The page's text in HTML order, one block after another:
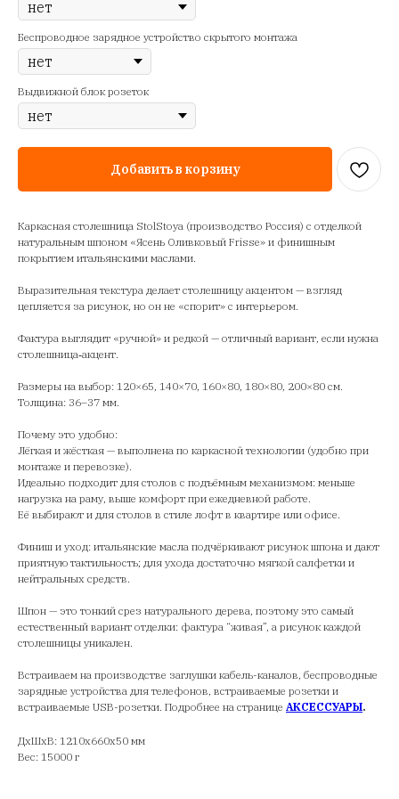
Беспроводное зарядное устройство скрытого монтажа
Выдвижной блок розеток
Добавить в корзину
Каркасная столешница StolStoya (производство Россия) с отделкой
натуральным шпоном «Ясень Оливковый Frisse» и финишным
покрытием итальянскими маслами.
Выразительная текстура делает столешницу акцентом — взгляд
цепляется за рисунок, но он не «спорит» с интерьером.
Фактура выглядит «ручной» и редкой — отличный вариант, если нужна
столешница‑акцент.
Размеры на выбор: 120×65, 140×70, 160×80, 180×80, 200×80 см.
Толщина: 36–37 мм.
Почему это удобно:
Лёгкая и жёсткая — выполнена по каркасной технологии (удобно при
монтаже и перевозке).
Идеально подходит для столов с подъёмным механизмом: меньше
нагрузка на раму, выше комфорт при ежедневной работе.
Её выбирают и для столов в стиле лофт в квартире или офисе.
Финиш и уход: итальянские масла подчёркивают рисунок шпона и дают
приятную тактильность; для ухода достаточно мягкой салфетки и
нейтральных средств.
Шпон — это тонкий срез натурального дерева, поэтому это самый
естественный вариант отделки: фактура “живая”, а рисунок каждой
столешницы уникален.
Встраиваем на производстве заглушки кабель-каналов, беспроводные
зарядные устройства для телефонов, встраиваемые розетки и
встраиваемые USB-розетки. Подробнее на странице АКСЕССУАРЫ.
ДxШxВ: 1210x660x50 мм
Вес: 15000 г